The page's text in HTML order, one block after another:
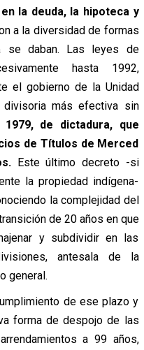
la deuda, la hipoteca y
a la diversidad de formas
se daban. Las leyes de
hasta 1992,
el gobierno de la Unidad
más efectiva sin
1979, de dictadura, que
de Títulos de Merced
Este último decreto -si
la propiedad indígena-
la complejidad del
de 20 años en que
y subdividir en las
antesala de la
general.
de ese plazo y
forma de despojo de las
a 99 años,